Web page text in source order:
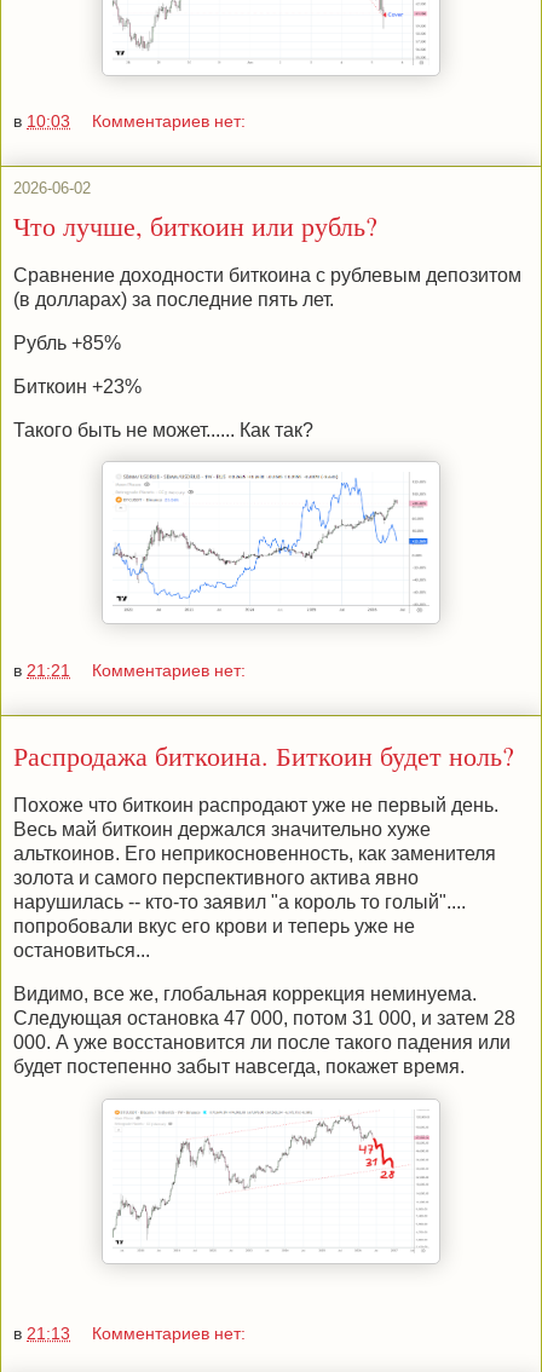
в 10:03 Комментариев нет:
2026-06-02
Что лучше, биткоин или рубль?
Сравнение доходности биткоина с рублевым депозитом
(в долларах) за последние пять лет.
Рубль +85%
Биткоин +23%
Такого быть не может...... Как так?
в 21:21 Комментариев нет:
Распродажа биткоина. Биткоин будет ноль?
Похоже что биткоин распродают уже не первый день.
Весь май биткоин держался значительно хуже
альткоинов. Его неприкосновенность, как заменителя
золота и самого перспективного актива явно
нарушилась -- кто-то заявил "а король то голый"....
попробовали вкус его крови и теперь уже не
остановиться...
Видимо, все же, глобальная коррекция неминуема.
Следующая остановка 47 000, потом 31 000, и затем 28
000. А уже восстановится ли после такого падения или
будет постепенно забыт навсегда, покажет время.
в 21:13 Комментариев нет: